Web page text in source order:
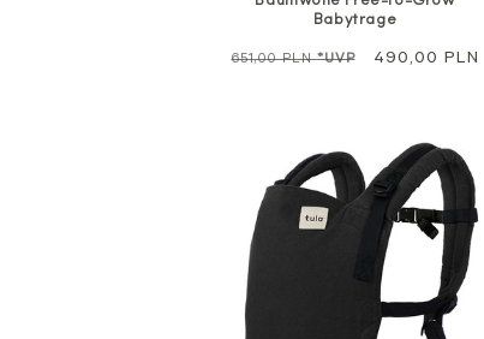
Babytrage
Regulärer
651,00 PLN*UVP Sale
490,00 PLN